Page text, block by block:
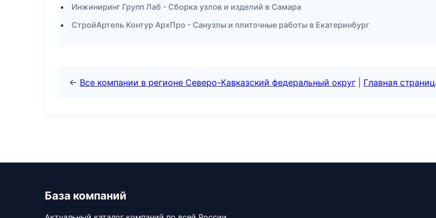
Инжиниринг Групп Лаб - Сборка узлов и изделий в Самара
СтройАртель Контур АрхПро - Санузлы и плиточные работы в Екатеринбург
← Все компании в регионе Северо-Кавказский федеральный округ Главная
База компаний